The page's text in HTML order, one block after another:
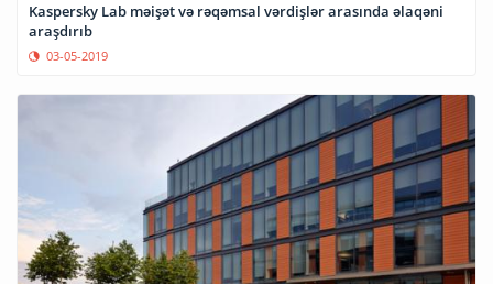
Kaspersky Lab məişət və rəqəmsal vərdişlər arasında əlaqəni
araşdırıb
03-05-2019